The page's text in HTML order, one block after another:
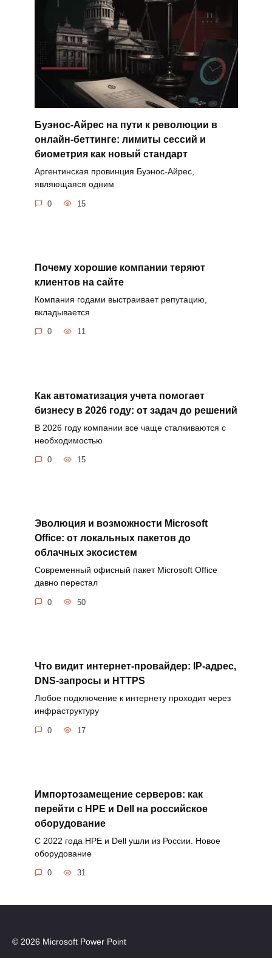
Буэнос-Айрес на пути к революции в
онлайн-беттинге: лимиты сессий и
биометрия как новый стандарт
Аргентинская провинция Буэнос-Айрес,
являющаяся одним
0 15
Почему хорошие компании теряют
клиентов на сайте
Компания годами выстраивает репутацию,
вкладывается
0 11
Как автоматизация учета помогает
бизнесу в 2026 году: от задач до решений
В 2026 году компании все чаще сталкиваются с
необходимостью
0 15
Эволюция и возможности Microsoft
Office: от локальных пакетов до
облачных экосистем
Современный офисный пакет Microsoft Office
давно перестал
0 50
Что видит интернет-провайдер: IP-адрес,
DNS-запросы и HTTPS
Любое подключение к интернету проходит через
инфраструктуру
0 17
Импортозамещение серверов: как
перейти с HPE и Dell на российское
оборудование
С 2022 года HPE и Dell ушли из России. Новое
оборудование
0 31
© 2026 Microsoft Power Point